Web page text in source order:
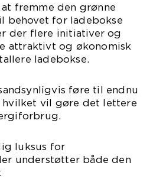
fremme den grønne
behovet for ladebokse
der flere initiativer og
attraktivt og økonomisk
ladebokse.
føre til endnu
hvilket vil gøre det lettere
luksus for
understøtter både den